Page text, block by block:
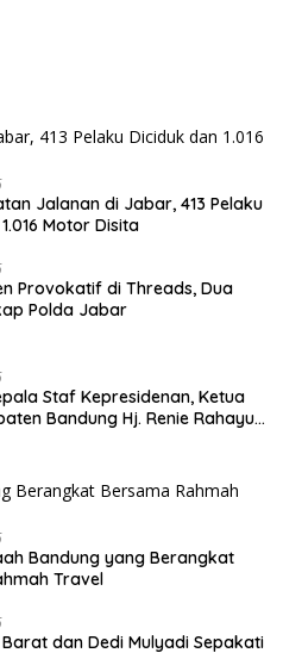
Jalanan di Jabar, 413 Pelaku
Motor Disita
Provokatif di Threads, Dua
Polda Jabar
Staf Kepresidenan, Ketua
Bandung Hj. Renie Rahayu
Bandung yang Berangkat
Travel
Barat dan Dedi Mulyadi Sepakati